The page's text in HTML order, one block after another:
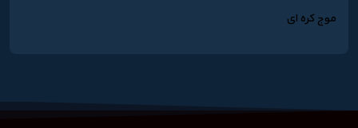
موج کره ای